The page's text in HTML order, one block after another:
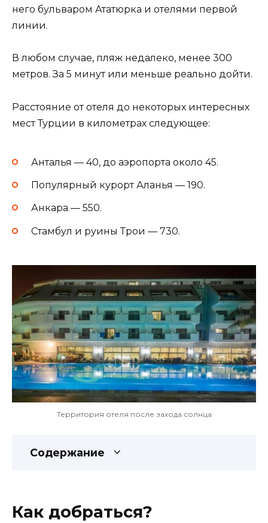
него бульваром Ататюрка и отелями первой
линии.
В любом случае, пляж недалеко, менее 300
метров. За 5 минут или меньше реально дойти.
Расстояние от отеля до некоторых интересных
мест Турции в километрах следующее:
Анталья — 40, до аэропорта около 45.
Популярный курорт Аланья — 190.
Анкара — 550.
Стамбул и руины Трои — 730.
Территория отеля после захода солнца
Содержание
Как добраться?